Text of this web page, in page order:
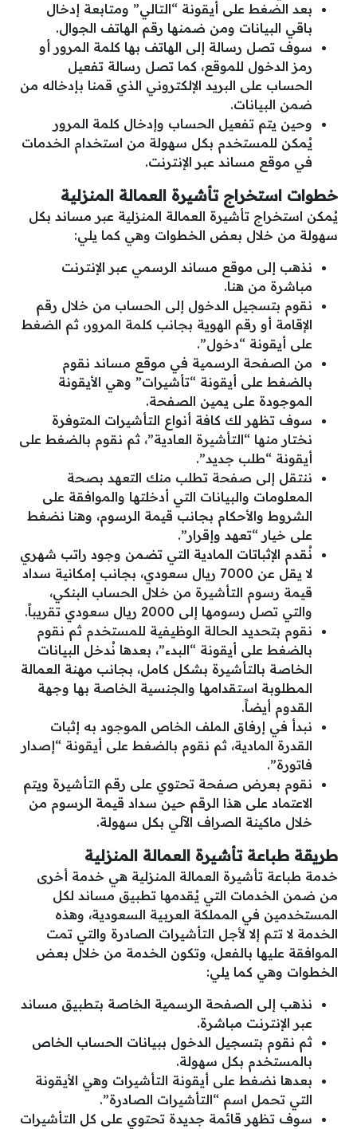
بعد الضغط على أيقونة “التالي” ومتابعة إدخال
باقي البيانات ومن ضمنها رقم الهاتف الجوال.
سوف تصل رسالة إلى الهاتف بها كلمة المرور أو
رمز الدخول للموقع، كما تصل رسالة تفعيل
الحساب على البريد الإلكتروني الذي قمنا بإدخاله من
ضمن البيانات.
وحين يتم تفعيل الحساب وإدخال كلمة المرور
يُمكن للمستخدم بكل سهولة من استخدام الخدمات
في موقع مساند عبر الإنترنت.
خطوات استخراج تأشيرة العمالة المنزلية
يُمكن استخراج تأشيرة العمالة المنزلية عبر مساند بكل
سهولة من خلال بعض الخطوات وهي كما يلي:
نذهب إلى موقع مساند الرسمي عبر الإنترنت
مباشرة من هنا.
نقوم بتسجيل الدخول إلى الحساب من خلال رقم
الإقامة أو رقم الهوية بجانب كلمة المرور، ثم الضغط
على أيقونة “دخول”.
من الصفحة الرسمية في موقع مساند نقوم
بالضغط على أيقونة “تأشيرات” وهي الأيقونة
الموجودة على يمين الصفحة.
سوف تظهر لك كافة أنواع التأشيرات المتوفرة
نختار منها “التأشيرة العادية”، ثم نقوم بالضغط على
أيقونة “طلب جديد”.
ننتقل إلى صفحة تطلب منك التعهد بصحة
المعلومات والبيانات التي أدخلتها والموافقة على
الشروط والأحكام بجانب قيمة الرسوم، وهنا نضغط
على خيار “تعهد وإقرار”.
نُقدم الإثباتات المادية التي تضمن وجود راتب شهري
لا يقل عن 7000 ريال سعودي، بجانب إمكانية سداد
قيمة رسوم التأشيرة من خلال الحساب البنكي،
والتي تصل رسومها إلى 2000 ريال سعودي تقريباً.
نقوم بتحديد الحالة الوظيفية للمستخدم ثم نقوم
بالضغط على أيقونة “البدء”، بعدها نُدخل البيانات
الخاصة بالتأشيرة بشكل كامل، بجانب مهنة العمالة
المطلوبة استقدامها والجنسية الخاصة بها وجهة
القدوم أيضاً.
نبدأ في إرفاق الملف الخاص الموجود به إثبات
القدرة المادية، ثم نقوم بالضغط على أيقونة “إصدار
فاتورة”.
نقوم بعرض صفحة تحتوي على رقم التأشيرة ويتم
الاعتماد على هذا الرقم حين سداد قيمة الرسوم من
خلال ماكينة الصراف الآلي بكل سهولة.
طريقة طباعة تأشيرة العمالة المنزلية
خدمة طباعة تأشيرة العمالة المنزلية هي خدمة أخرى
من ضمن الخدمات التي يُقدمها تطبيق مساند لكل
المستخدمين في المملكة العربية السعودية، وهذه
الخدمة لا تتم إلا لأجل التأشيرات الصادرة والتي تمت
الموافقة عليها بالفعل، وتكون الخدمة من خلال بعض
الخطوات وهي كما يلي:
نذهب إلى الصفحة الرسمية الخاصة بتطبيق مساند
عبر الإنترنت مباشرة.
ثم نقوم بتسجيل الدخول ببيانات الحساب الخاص
بالمستخدم بكل سهولة.
بعدها نضغط على أيقونة التأشيرات وهي الأيقونة
التي تحمل اسم “التأشيرات الصادرة”.
سوف تظهر قائمة جديدة تحتوي على كل التأشيرات